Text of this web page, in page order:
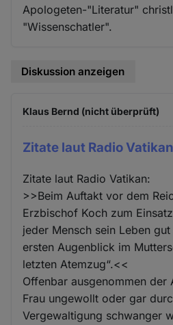
Apologeten-"Literatur"
"Wissenschatler".
Diskussion anzeigen
Klaus Bernd (nicht überprüft)
Zitate laut Radio
Zitate laut Radio Vatikan:
>>Beim Auftakt vor dem
Erzbischof Koch zum
jeder Mensch sein Leben
ersten Augenblick im
letzten Atemzug“.<<
Offenbar ausgenommen
Frau ungewollt oder gar
Vergewaltigung schwanger